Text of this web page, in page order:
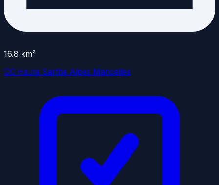
16.8 km²
CC Haute Sarthe Alpes Mancelles